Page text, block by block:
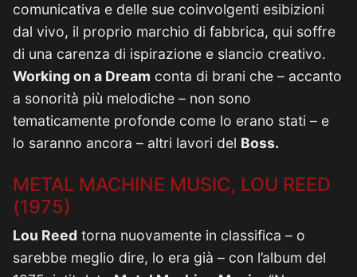
comunicativa e delle sue coinvolgenti esibizioni
dal vivo, il proprio marchio di fabbrica, qui soffre
di una carenza di ispirazione e slancio creativo.
Working on a Dream conta di brani che – accanto
a sonorità più melodiche – non sono
tematicamente profonde come lo erano stati – e
lo saranno ancora – altri lavori del Boss.
METAL MACHINE MUSIC, LOU REED
(1975)
Lou Reed torna nuovamente in classifica – o
sarebbe meglio dire, lo era già – con l’album del